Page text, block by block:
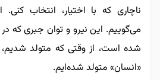
ناچاری که با اختیار، انتخاب کنی.
می‌گوییم. این نیرو و توان جبری که
شده است، از وقتی که متولد شدیم،
«انسان» متولد شده‌ایم.